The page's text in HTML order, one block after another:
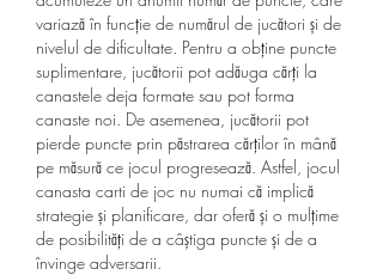
variază în funcție de numărul de jucători și de
nivelul de dificultate. Pentru a obține puncte
suplimentare, jucătorii pot adăuga cărți la
canastele deja formate sau pot forma
canaste noi. De asemenea, jucătorii pot
pierde puncte prin păstrarea cărților în mână
pe măsură ce jocul progresează. Astfel, jocul
canasta carti de joc nu numai că implică
strategie și planificare, dar oferă și o mulțime
de posibilități de a câștiga puncte și de a
învinge adversarii.